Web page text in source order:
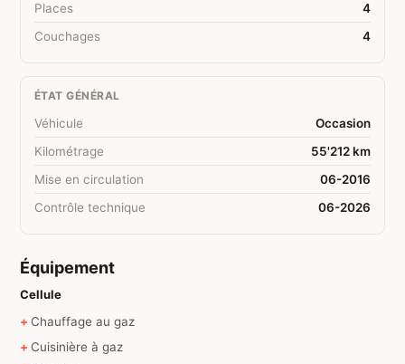
Places
4
Couchages
4
ÉTAT GÉNÉRAL
Véhicule
Occasion
Kilométrage
55'212 km
Mise en circulation
06-2016
Contrôle technique
06-2026
Équipement
Cellule
Chauffage au gaz
Cuisinière à gaz